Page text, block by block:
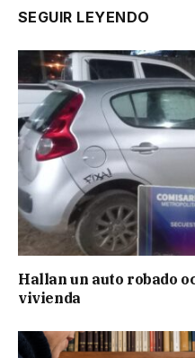
SEGUIR LEYENDO
Hallan un auto robado
vivienda